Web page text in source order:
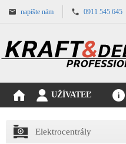
napíšte nám 0911 545 645
UŽÍVATEĽ
Elektrocentrály